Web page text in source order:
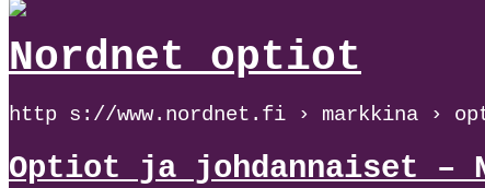
Nordnet optiot
http s://www.nordnet.fi › markkina ›
Optiot ja johdannaiset –